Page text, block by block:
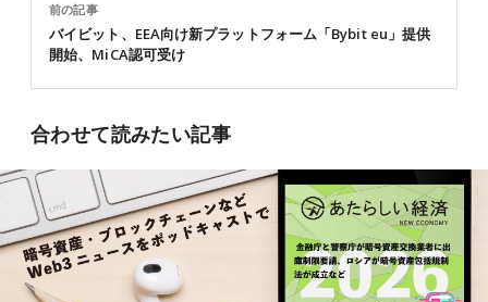
前の記事
バイビット、EEA向け新プラットフォーム「Bybit eu」提供
開始、MiCA認可受け
合わせて読みたい記事